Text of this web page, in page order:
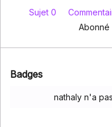
Sujet 0
Abonné
Badges
nathaly n'a